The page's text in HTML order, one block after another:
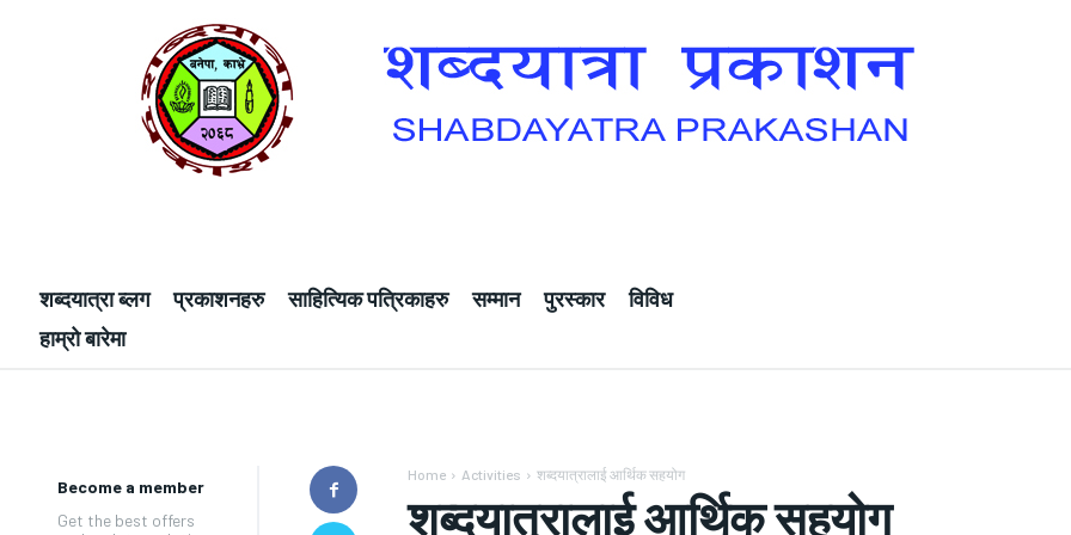
शब्दयात्रा ब्लग प्रकाशनहरु साहित्यिक पत्रिकाहरु सम्मान पुरस्कार
विविध
हाम्रो बारेमा
Become a member
Get the best offers
Home Activities शब्दयात्रालाई आर्थिक सहयोग
शब्दयात्रालाई आर्थिक सहयोग